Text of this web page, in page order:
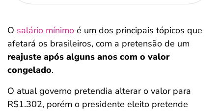
O salário mínimo é um dos principais tópicos que
afetará os brasileiros, com a pretensão de um
reajuste após alguns anos com o valor
congelado.
O atual governo pretendia alterar o valor para
R$1.302, porém o presidente eleito pretende